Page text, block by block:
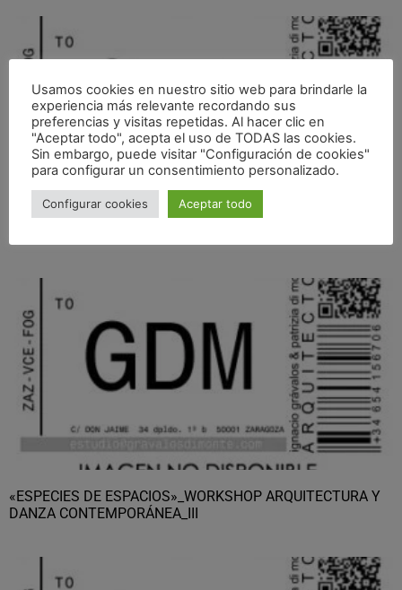
«ESPECIES DE ESPACIOS»_WORKSHOP ARQUITECTURA Y
DANZA CONTEMPORÁNEA_III
Usamos cookies en nuestro sitio web para brindarle la
experiencia más relevante recordando sus
preferencias y visitas repetidas. Al hacer clic en
"Aceptar todo", acepta el uso de TODAS las cookies.
Sin embargo, puede visitar "Configuración de cookies"
para configurar un consentimiento personalizado.
Configurar cookies Aceptar todo